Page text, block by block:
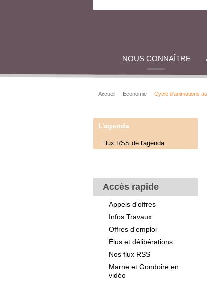
NOUS CONNAÎTRE
Accueil Économie Cycle d'animations
L'agenda
Flux RSS de l'agenda
Accès rapide
Appels d'offres
Infos Travaux
Offres d'emploi
Élus et délibérations
Nos flux RSS
Marne et Gondoire en
vidéo